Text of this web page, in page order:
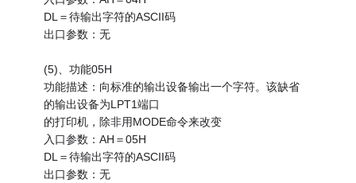
DL＝待输出字符的ASCII码
出口参数：无
(5)、功能05H
功能描述：向标准的输出设备输出一个字符。该缺省
的输出设备为LPT1端口
的打印机，除非用MODE命令来改变
入口参数：AH＝05H
DL＝待输出字符的ASCII码
出口参数：无